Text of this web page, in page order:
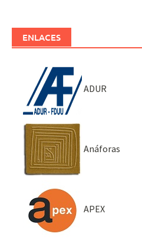
ENLACES
ADUR
Anáforas
APEX